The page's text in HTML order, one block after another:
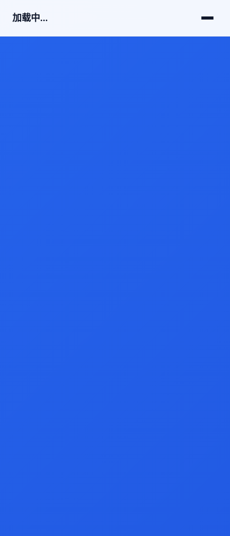
加载中...